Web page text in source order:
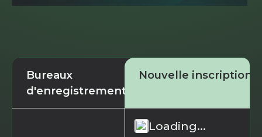
Bureaux
d'enregistrement
Nouvelle inscription
Loading...